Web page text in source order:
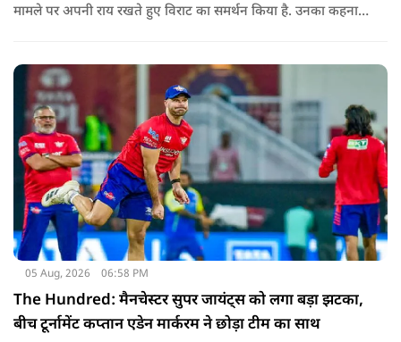
मामले पर अपनी राय रखते हुए विराट का समर्थन किया है. उनका कहना है
05 Aug, 2026 06:58 PM
The Hundred: मैनचेस्टर सुपर जायंट्स को लगा बड़ा झटका,
बीच टूर्नामेंट कप्तान एडेन मार्करम ने छोड़ा टीम का साथ